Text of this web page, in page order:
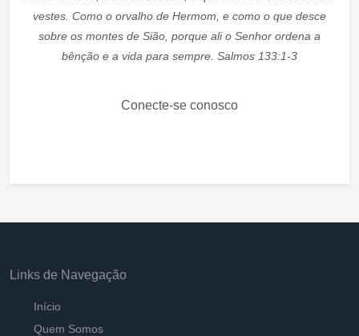
vestes. Como o orvalho de Hermom, e como o que desce
sobre os montes de Sião, porque ali o Senhor ordena a
bênção e a vida para sempre. Salmos 133:1-3
Conecte-se conosco
Links de Navegação
Início
Quem Somos